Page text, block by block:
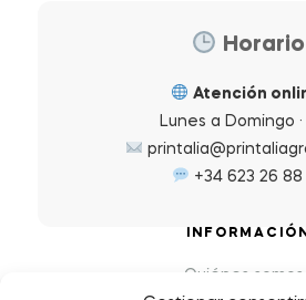
Horario
Atención
Lunes a Domingo ·
+34 623 26 88
Quiénes somos